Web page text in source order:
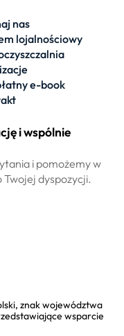
nas
lojalnościowy
e-book
i wspólnie
i pomożemy w
dyspozycji.